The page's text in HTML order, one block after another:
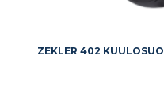
ZEKLER 402